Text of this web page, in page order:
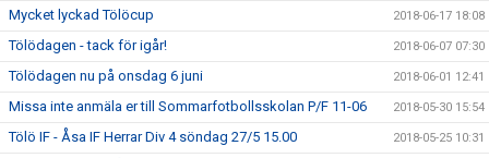
Mycket lyckad Tölöcup 2018-06-17 18:08
Tölödagen - tack för igår! 2018-06-07 07:30
Tölödagen nu på onsdag 6 juni 2018-06-01 12:41
Missa inte anmäla er till Sommarfotbollsskolan P/F 11-06 2018-05-30 15:54
Tölö IF - Åsa IF Herrar Div 4 söndag 27/5 15.00 2018-05-25 10:31